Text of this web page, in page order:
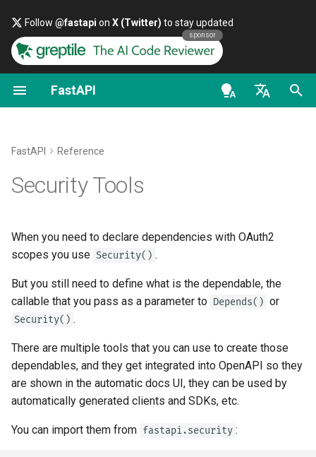
Follow @fastapi on X (Twitter) to stay updated
sponsor
FastAPI
ko - 한국어
pt - português
tr - Türkçe
uk - українська мова
zh - 简体中文
zh-hant - 繁體中文
파이썬 타입 소개
쿼리 매개변수와 문자열
쿼리 매개변수 모델
본문 - 필드
본문 - 중첩 모델
심화 사용자 안내서
데이터 스트리밍
사용자 정의 응답 - HTML,
OpenAPI에서 추가 응답
응답 헤더
응답 - 상태 코드 변경
고급 의존성
FastAPI CLI
배포
FastAPI 버전들에 대하여
배포 개념
FastAPI 배포하기
컨테이너의 FastAPI - 도커
일반 - 사용 방법 - 레시피
클래스
OpenAPI 확장하기
스키마를 분리할지 여부
커스텀 Docs UI 정적 에셋(
체 호스팅)
Swagger UI 구성
OpenAPI docs
API Key Security Schemes
model
auto_error
make_not_authenticated_err
or
check_api_key
FastAPI People
Full Stack FastAPI 템플릿
FastAPI and friends
newsletter
대안, 영감, 비교
Repository Management
FastAPI Reference
Security Tools
When you need to declare dependencies with OAuth2
scopes you use Security() .
But you still need to define what is the dependable, the
callable that you pass as a parameter to Depends() or
Security() .
There are multiple tools that you can use to create those
dependables, and they get integrated into OpenAPI so they
are shown in the automatic docs UI, they can be used by
automatically generated clients and SDKs, etc.
You can import them from fastapi.security :